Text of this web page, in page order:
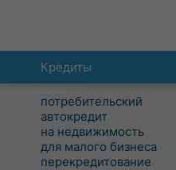
Кредиты
потребительский
автокредит
на недвижимость
для малого бизнеса
перекредитование